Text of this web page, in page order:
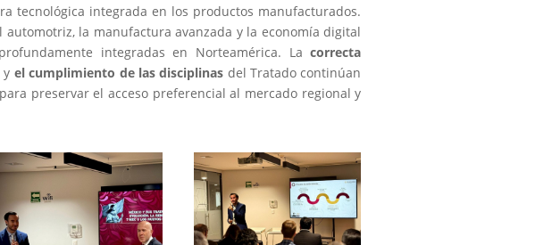
tecnológica integrada en los productos manufacturados.
automotriz, la manufactura avanzada y la economía digital
integradas en Norteamérica. Lacorrecta
y el cumplimiento de las disciplinas del Tratado continúan
preservar el acceso preferencial al mercado regional y